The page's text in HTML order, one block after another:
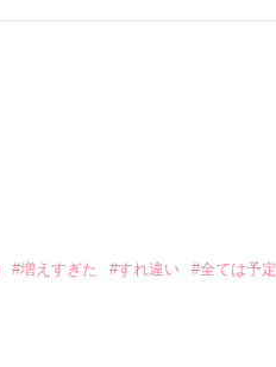
#増えすぎた #すれ違い
#全ては予定